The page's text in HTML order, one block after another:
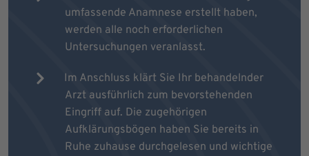
umfassende Anamnese erstellt haben,
werden alle noch erforderlichen
Untersuchungen veranlasst.
Im Anschluss klärt Sie Ihr behandelnder
Arzt ausführlich zum bevorstehenden
Eingriff auf. Die zugehörigen
Aufklärungsbögen haben Sie bereits in
Ruhe zuhause durchgelesen und wichtige